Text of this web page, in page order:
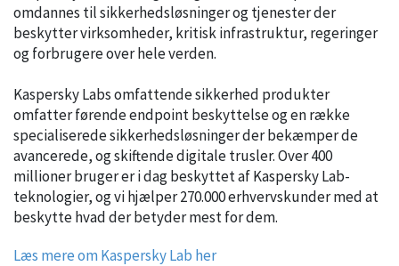
omdannes til sikkerhedsløsninger og tjenester der
beskytter virksomheder, kritisk infrastruktur, regeringer
og forbrugere over hele verden.
Kaspersky Labs omfattende sikkerhed produkter
omfatter førende endpoint beskyttelse og en række
specialiserede sikkerhedsløsninger der bekæmper de
avancerede, og skiftende digitale trusler. Over 400
millioner bruger er i dag beskyttet af Kaspersky Lab-
teknologier, og vi hjælper 270.000 erhvervskunder med at
beskytte hvad der betyder mest for dem.
Læs mere om Kaspersky Lab her